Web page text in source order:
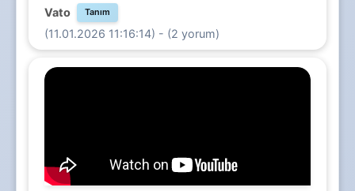
Vato Tanım
(11.01.2026 11:16:14) - (2 yorum)